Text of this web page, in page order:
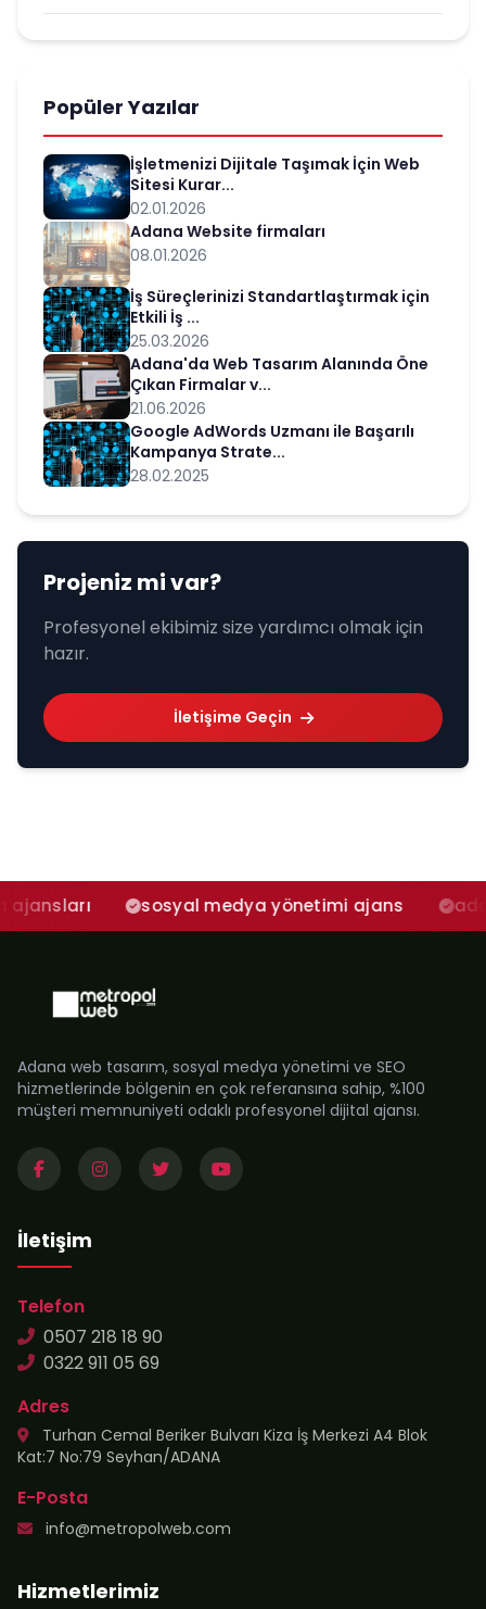
Popüler Yazılar
İşletmenizi Dijitale Taşımak İçin Web
Sitesi Kurar...
02.01.2026
Adana Website firmaları
08.01.2026
İş Süreçlerinizi Standartlaştırmak için
Etkili İş ...
25.03.2026
Adana'da Web Tasarım Alanında Öne
Çıkan Firmalar v...
21.06.2026
Google AdWords Uzmanı ile Başarılı
Kampanya Strate...
28.02.2025
Projeniz mi var?
Profesyonel ekibimiz size yardımcı olmak için
hazır.
İletişime Geçin
sosyal medya yönetimi ajans adana sosyal
Adana web tasarım, sosyal medya yönetimi ve SEO
hizmetlerinde bölgenin en çok referansına sahip, %100
müşteri memnuniyeti odaklı profesyonel dijital ajansı.
İletişim
Telefon
0507 218 18 90
0322 911 05 69
Adres
Turhan Cemal Beriker Bulvarı Kiza İş Merkezi A4 Blok
Kat:7 No:79 Seyhan/ADANA
E-Posta
info@metropolweb.com
Hizmetlerimiz